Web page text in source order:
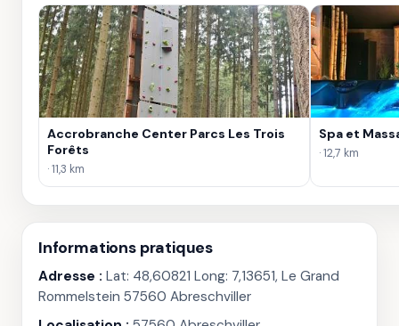
Accrobranche Center Parcs Les Trois
Forêts
· 11,3 km
Spa et
· 12,7 km
Informations pratiques
Adresse : Lat: 48,60821 Long: 7,13651, Le Grand
Rommelstein 57560 Abreschviller